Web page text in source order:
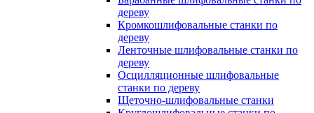
дереву
Кромкошлифовальные станки по
дереву
Ленточные шлифовальные станки по
дереву
Осцилляционные шлифовальные
станки по дереву
Щеточно-шлифовальные станки